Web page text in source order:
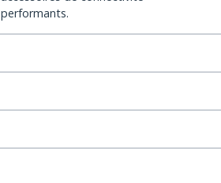
performants.